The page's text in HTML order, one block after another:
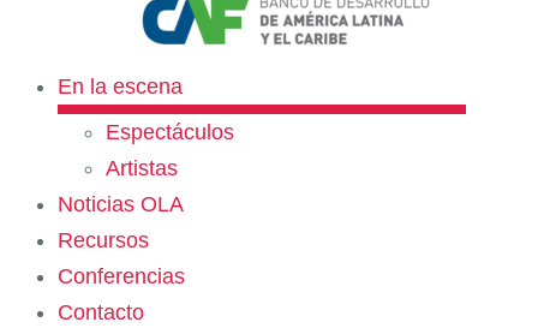
En la escena
Espectáculos
Artistas
Noticias OLA
Recursos
Conferencias
Contacto